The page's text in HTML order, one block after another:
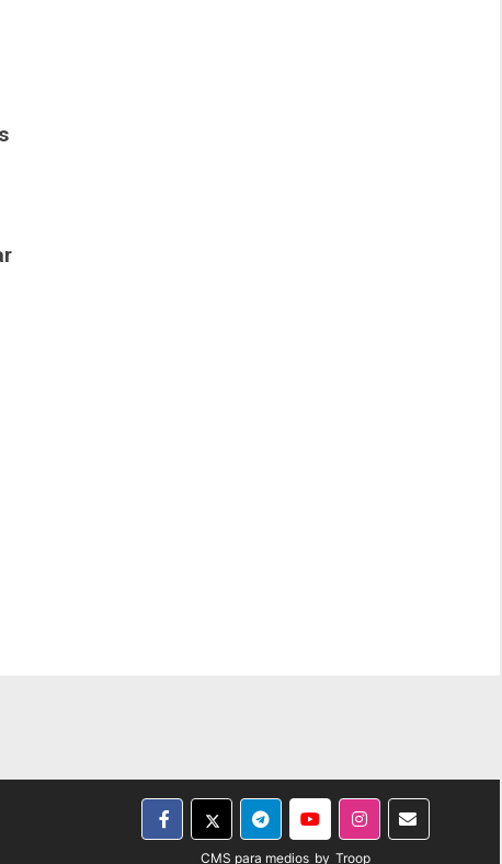
CMS para medios by Troop